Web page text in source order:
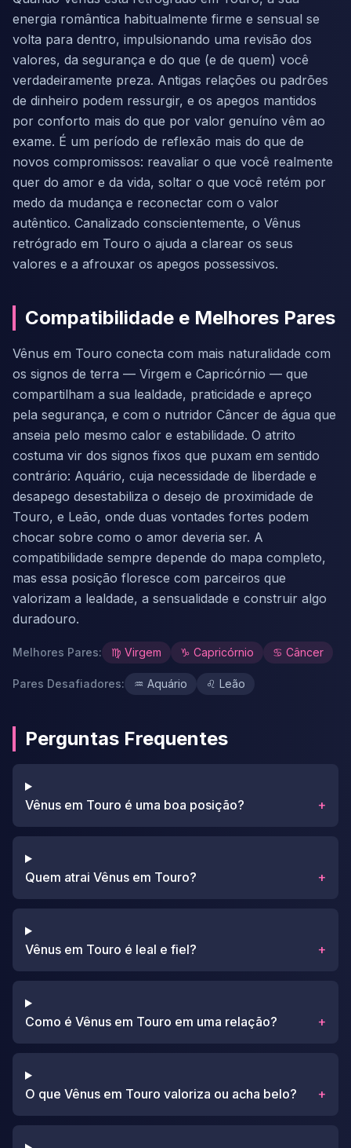
energia romântica habitualmente firme e sensual se
volta para dentro, impulsionando uma revisão dos
valores, da segurança e do que (e de quem) você
verdadeiramente preza. Antigas relações ou padrões
de dinheiro podem ressurgir, e os apegos mantidos
por conforto mais do que por valor genuíno vêm ao
exame. É um período de reflexão mais do que de
novos compromissos: reavaliar o que você realmente
quer do amor e da vida, soltar o que você retém por
medo da mudança e reconectar com o valor
autêntico. Canalizado conscientemente, o Vênus
retrógrado em Touro o ajuda a clarear os seus
valores e a afrouxar os apegos possessivos.
Compatibilidade e Melhores Pares
Vênus em Touro conecta com mais naturalidade com
os signos de terra — Virgem e Capricórnio — que
compartilham a sua lealdade, praticidade e apreço
pela segurança, e com o nutridor Câncer de água que
anseia pelo mesmo calor e estabilidade. O atrito
costuma vir dos signos fixos que puxam em sentido
contrário: Aquário, cuja necessidade de liberdade e
desapego desestabiliza o desejo de proximidade de
Touro, e Leão, onde duas vontades fortes podem
chocar sobre como o amor deveria ser. A
compatibilidade sempre depende do mapa completo,
mas essa posição floresce com parceiros que
valorizam a lealdade, a sensualidade e construir algo
duradouro.
Melhores Pares: ♍ Virgem ♑ Capricórnio ♋ Câncer
Pares Desafiadores: ♒ Aquário ♌ Leão
Perguntas Frequentes
Vênus em Touro é uma boa posição? +
Quem atrai Vênus em Touro? +
Vênus em Touro é leal e fiel? +
Como é Vênus em Touro em uma relação? +
O que Vênus em Touro valoriza ou acha belo? +